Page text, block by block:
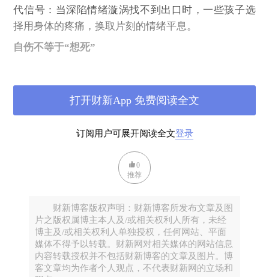
代信号：当深陷情绪漩涡找不到出口时，一些孩子选
择用身体的疼痛，换取片刻的情绪平息。
自伤不等于“想死”
区，它直接影响公众态度、家长应对方式，甚至相关
政策的制定方向。
一类是非自杀性自伤（Non-Suicidal Self-Injury，
NSSI），指在无自杀意图的前提下，故意对自身组织
造成伤害，常见形式包括割伤、灼烧、抓伤、撞击
类在动机、发生机制与流行规模上，有着本质区别。
本文主要讨论非自杀性自伤，世界卫生组织对其定义
明确：“不以死亡为目的、个体故意直接伤害自身组
织、且不被社会文化所认可的行为”。
订阅用户可展开阅读全文登录
打开财新App 免费阅读全文
0
推荐
财新博客版权声明：财新博客所发布文章及图
片之版权属博主本人及/或相关权利人所有，未经
博主及/或相关权利人单独授权，任何网站、平面
媒体不得予以转载。财新网对相关媒体的网站信息
内容转载授权并不包括财新博客的文章及图片。博
客文章均为作者个人观点，不代表财新网的立场和